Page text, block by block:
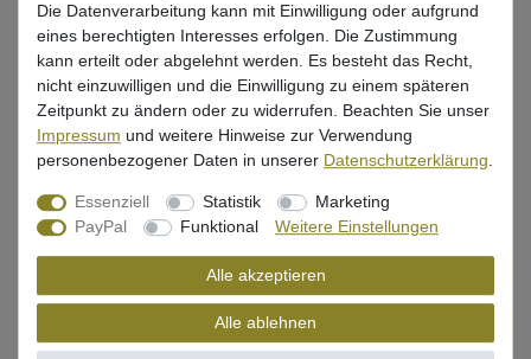
Angelzange von Spro zum Raubfischangeln &
Meeresangeln
Länge: 18cm, Edelstahl
vollständig geschmiedet & gehärtet, eingebauter
Drahtschneider
rutschfester Griff für sehr guten Halt & Schutz
Die Datenverarbeitung kann mit Einwilligung oder aufgrund
eines berechtigten Interesses erfolgen. Die Zustimmung
kann erteilt oder abgelehnt werden. Es besteht das Recht,
nicht einzuwilligen und die Einwilligung zu einem späteren
Zeitpunkt zu ändern oder zu widerrufen. Beachten Sie unser
Impressum und weitere Hinweise zur Verwendung
personenbezogener Daten in unserer Daten­schutz­erklärung
Essenziell Statistik
Marketing
PayPal
Funktional Weitere Einstellungen
Alle akzeptieren
Alle ablehnen